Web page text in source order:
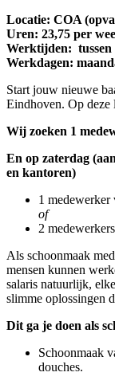
Locatie: COA
Uren: 23,75 per
Werktijden: tussen
Werkdagen:
Start jouw nieuwe
Eindhoven. Op deze
Wij zoeken 1
En op zaterdag
en kantoren)
1 medewerker
of
2
Als schoonmaak
mensen kunnen
salaris natuurlijk,
slimme oplossingen
Dit ga je doen als
Schoonmaak
douches.